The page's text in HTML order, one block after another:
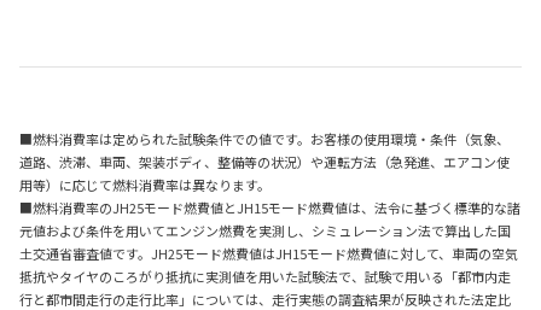
■燃料消費率は定められた試験条件での値です。お客様の使用環境・条件（気象、
道路、渋滞、車両、架装ボディ、整備等の状況）や運転方法（急発進、エアコン使
用等）に応じて燃料消費率は異なります。
■燃料消費率のJH25モード燃費値とJH15モード燃費値は、法令に基づく標準的な諸
元値および条件を用いてエンジン燃費を実測し、シミュレーション法で算出した国
土交通省審査値です。JH25モード燃費値はJH15モード燃費値に対して、車両の空気
抵抗やタイヤのころがり抵抗に実測値を用いた試験法で、試験で用いる「都市内走
行と都市間走行の走行比率」については、走行実態の調査結果が反映された法定比